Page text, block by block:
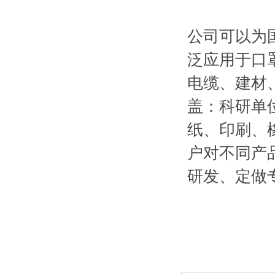
公司可以为
泛应用于口
电缆、建材
盖：科研单
纸、印刷、
户对不同产
研发、定做